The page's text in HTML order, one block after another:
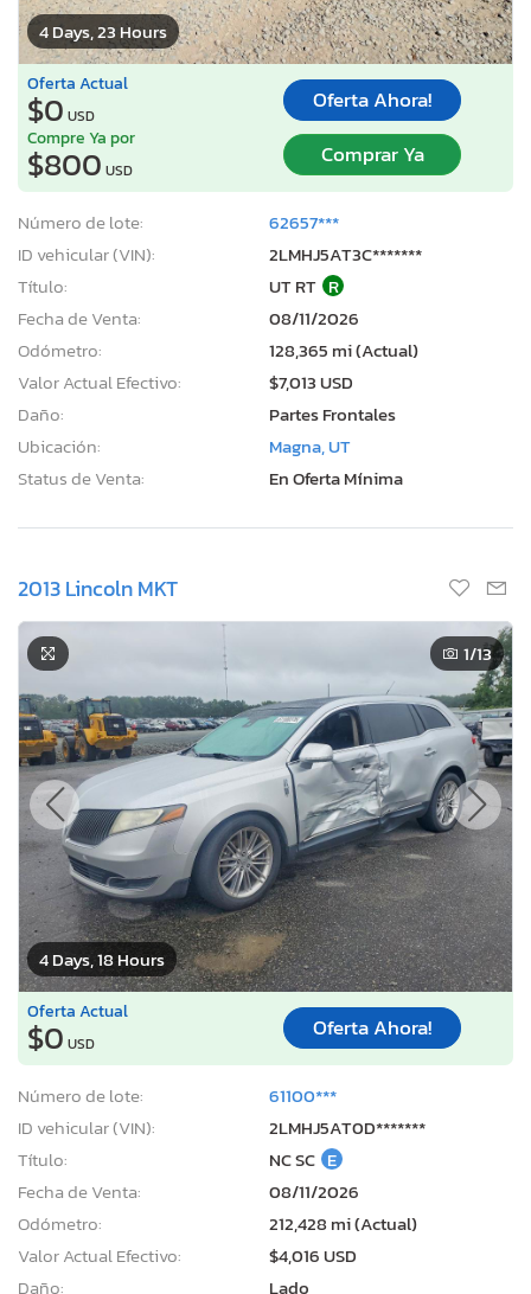
4 Days, 23 Hours
Oferta Actual
$0 USD
Oferta Ahora!
Compre Ya por
$800 USD
Comprar Ya
Número de lote:
62657***
ID vehicular (VIN):
2LMHJ5AT3C*******
Título:
UT RT R
Fecha de Venta:
08/11/2026
Odómetro:
128,365 mi (Actual)
Valor Actual Efectivo:
$7,013 USD
Daño:
Partes Frontales
Ubicación:
Magna, UT
Status de Venta:
En Oferta Mínima
2013 Lincoln MKT
4 Days, 18 Hours
1/13
Oferta Actual
$0 USD
Oferta Ahora!
Número de lote:
61100***
ID vehicular (VIN):
2LMHJ5AT0D*******
Título:
NC SC E
Fecha de Venta:
08/11/2026
Odómetro:
212,428 mi (Actual)
Valor Actual Efectivo:
$4,016 USD
Daño:
Lado